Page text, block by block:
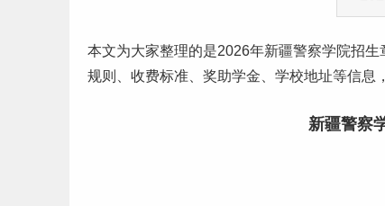
本文为大家整理的是2026年新疆警察学院招生
规则、 收费标准 、奖助学金、学校地址等信息
新疆警察